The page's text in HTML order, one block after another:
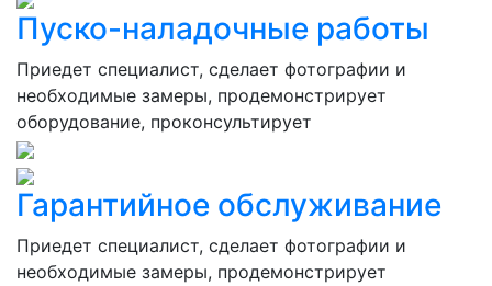
Пуско-наладочные работы
Приедет специалист, сделает фотографии и
необходимые замеры, продемонстрирует
оборудование, проконсультирует
Гарантийное обслуживание
Приедет специалист, сделает фотографии и
необходимые замеры, продемонстрирует